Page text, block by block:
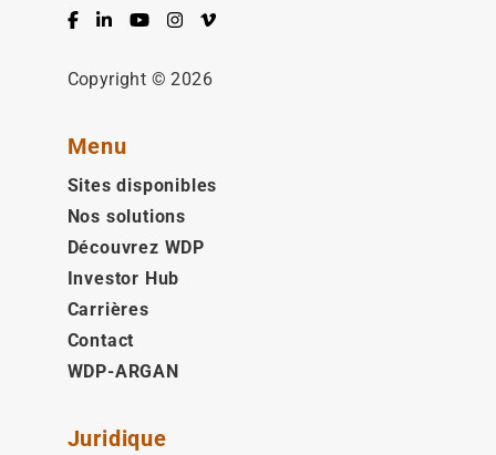
Facebook
LinkedInYouTubeInstagram
Vimeo
Copyright © 2026
Menu
Sites disponibles
Nos solutions
Découvrez WDP
Investor Hub
Carrières
Contact
WDP-ARGAN
Juridique